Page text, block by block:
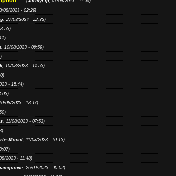
(JimmyLip, 07/08/2023 - 11:36)
08/2023 - 02:29)
, 27/08/2024 - 22:33)
, 10/08/2023 - 08:59)
, 10/08/2023 - 14:53)
- 15:44)
08/2023 - 18:17)
, 11/08/2023 - 07:53)
, 11/08/2023 - 10:13)
2023 - 11:48)
, 26/09/2023 - 00:02)